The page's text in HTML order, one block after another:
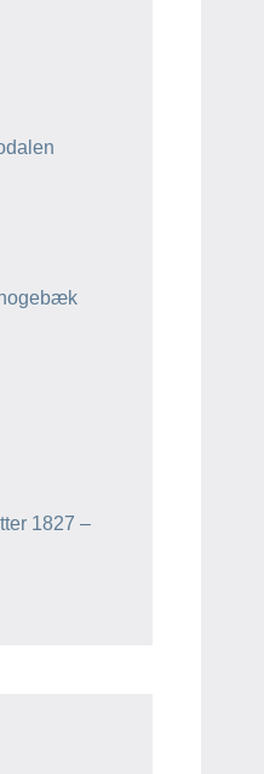
1827 –